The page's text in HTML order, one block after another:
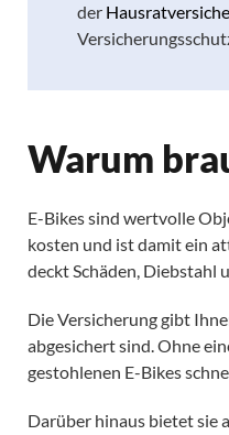
der
Warum
E-Bikes sind wertvolle
kosten und ist damit ein
deckt Schäden, Diebstahl
Die Versicherung gibt
abgesichert sind. Ohne
gestohlenen E-Bikes
Darüber hinaus bietet sie